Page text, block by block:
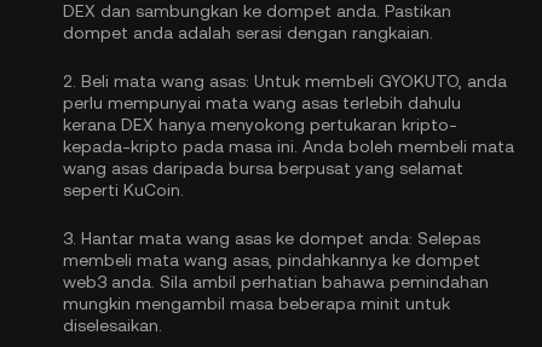
DEX dan sambungkan ke dompet anda. Pastikan
dompet anda adalah serasi dengan rangkaian.
2. Beli mata wang asas: Untuk membeli GYOKUTO, anda
perlu mempunyai mata wang asas terlebih dahulu
kerana DEX hanya menyokong pertukaran kripto-
kepada-kripto pada masa ini. Anda boleh membeli mata
wang asas daripada bursa berpusat yang selamat
seperti KuCoin.
3. Hantar mata wang asas ke dompet anda: Selepas
membeli mata wang asas, pindahkannya ke dompet
web3 anda. Sila ambil perhatian bahawa pemindahan
mungkin mengambil masa beberapa minit untuk
diselesaikan.